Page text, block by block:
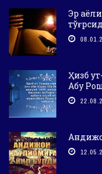
Эр
Ҳизб
Абу